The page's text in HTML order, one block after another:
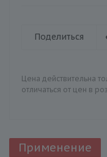
Поделиться
Цена действительна
отличаться от цен в
Применение